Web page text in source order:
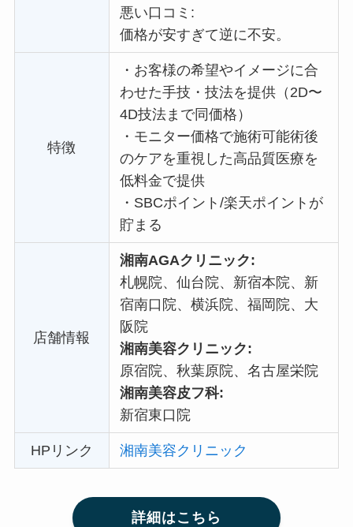
悪い口コミ:
価格が安すぎて逆に不安。
特徴
・ お客様の希望やイメージに合
わせた手技・技法を提供（2D〜
4D技法まで同価格）
・ モニター価格で施術可能術後
のケアを重視した高品質医療を
低料金で提供
・ SBCポイント/楽天ポイントが
貯まる
店舗情報
湘南AGAクリニック:
札幌院、仙台院、新宿本院、新
宿南口院、横浜院、福岡院、大
阪院
湘南美容クリニック:
原宿院、秋葉原院、名古屋栄院
湘南美容皮フ科:
新宿東口院
HPリンク 湘南美容クリニック
詳細はこちら